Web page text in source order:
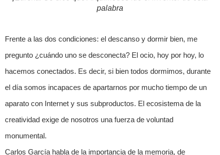
palabra
Frente a las dos condiciones: el descanso y dormir bien, me
pregunto ¿cuándo uno se desconecta? El ocio, hoy por hoy, lo
hacemos conectados. Es decir, si bien todos dormimos, durante
el día somos incapaces de apartarnos por mucho tiempo de un
aparato con Internet y sus subproductos. El ecosistema de la
creatividad exige de nosotros una fuerza de voluntad
monumental.
Carlos García habla de la importancia de la memoria, de